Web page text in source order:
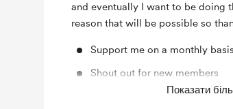
and eventually I want to be doing
reason that will be possible so
Support me on a monthly basis
Shout out for new members
Discord communityПоказати